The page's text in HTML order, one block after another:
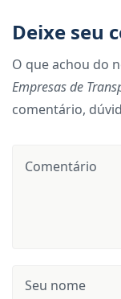
Deixe seu
O que achou do
Empresas de
comentário,